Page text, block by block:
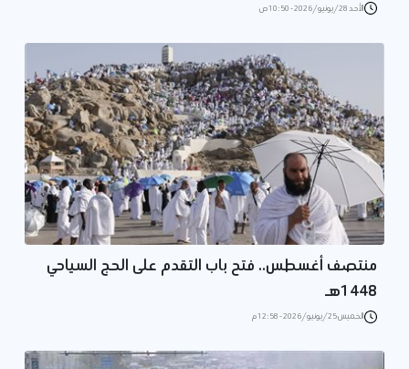
الأحد 28/يونيو/2026 - 10:50 ص
منتصف أغسطس.. فتح باب التقدم على الحج السياحي
1448هـ
الخميس 25/يونيو/2026 - 12:58 م